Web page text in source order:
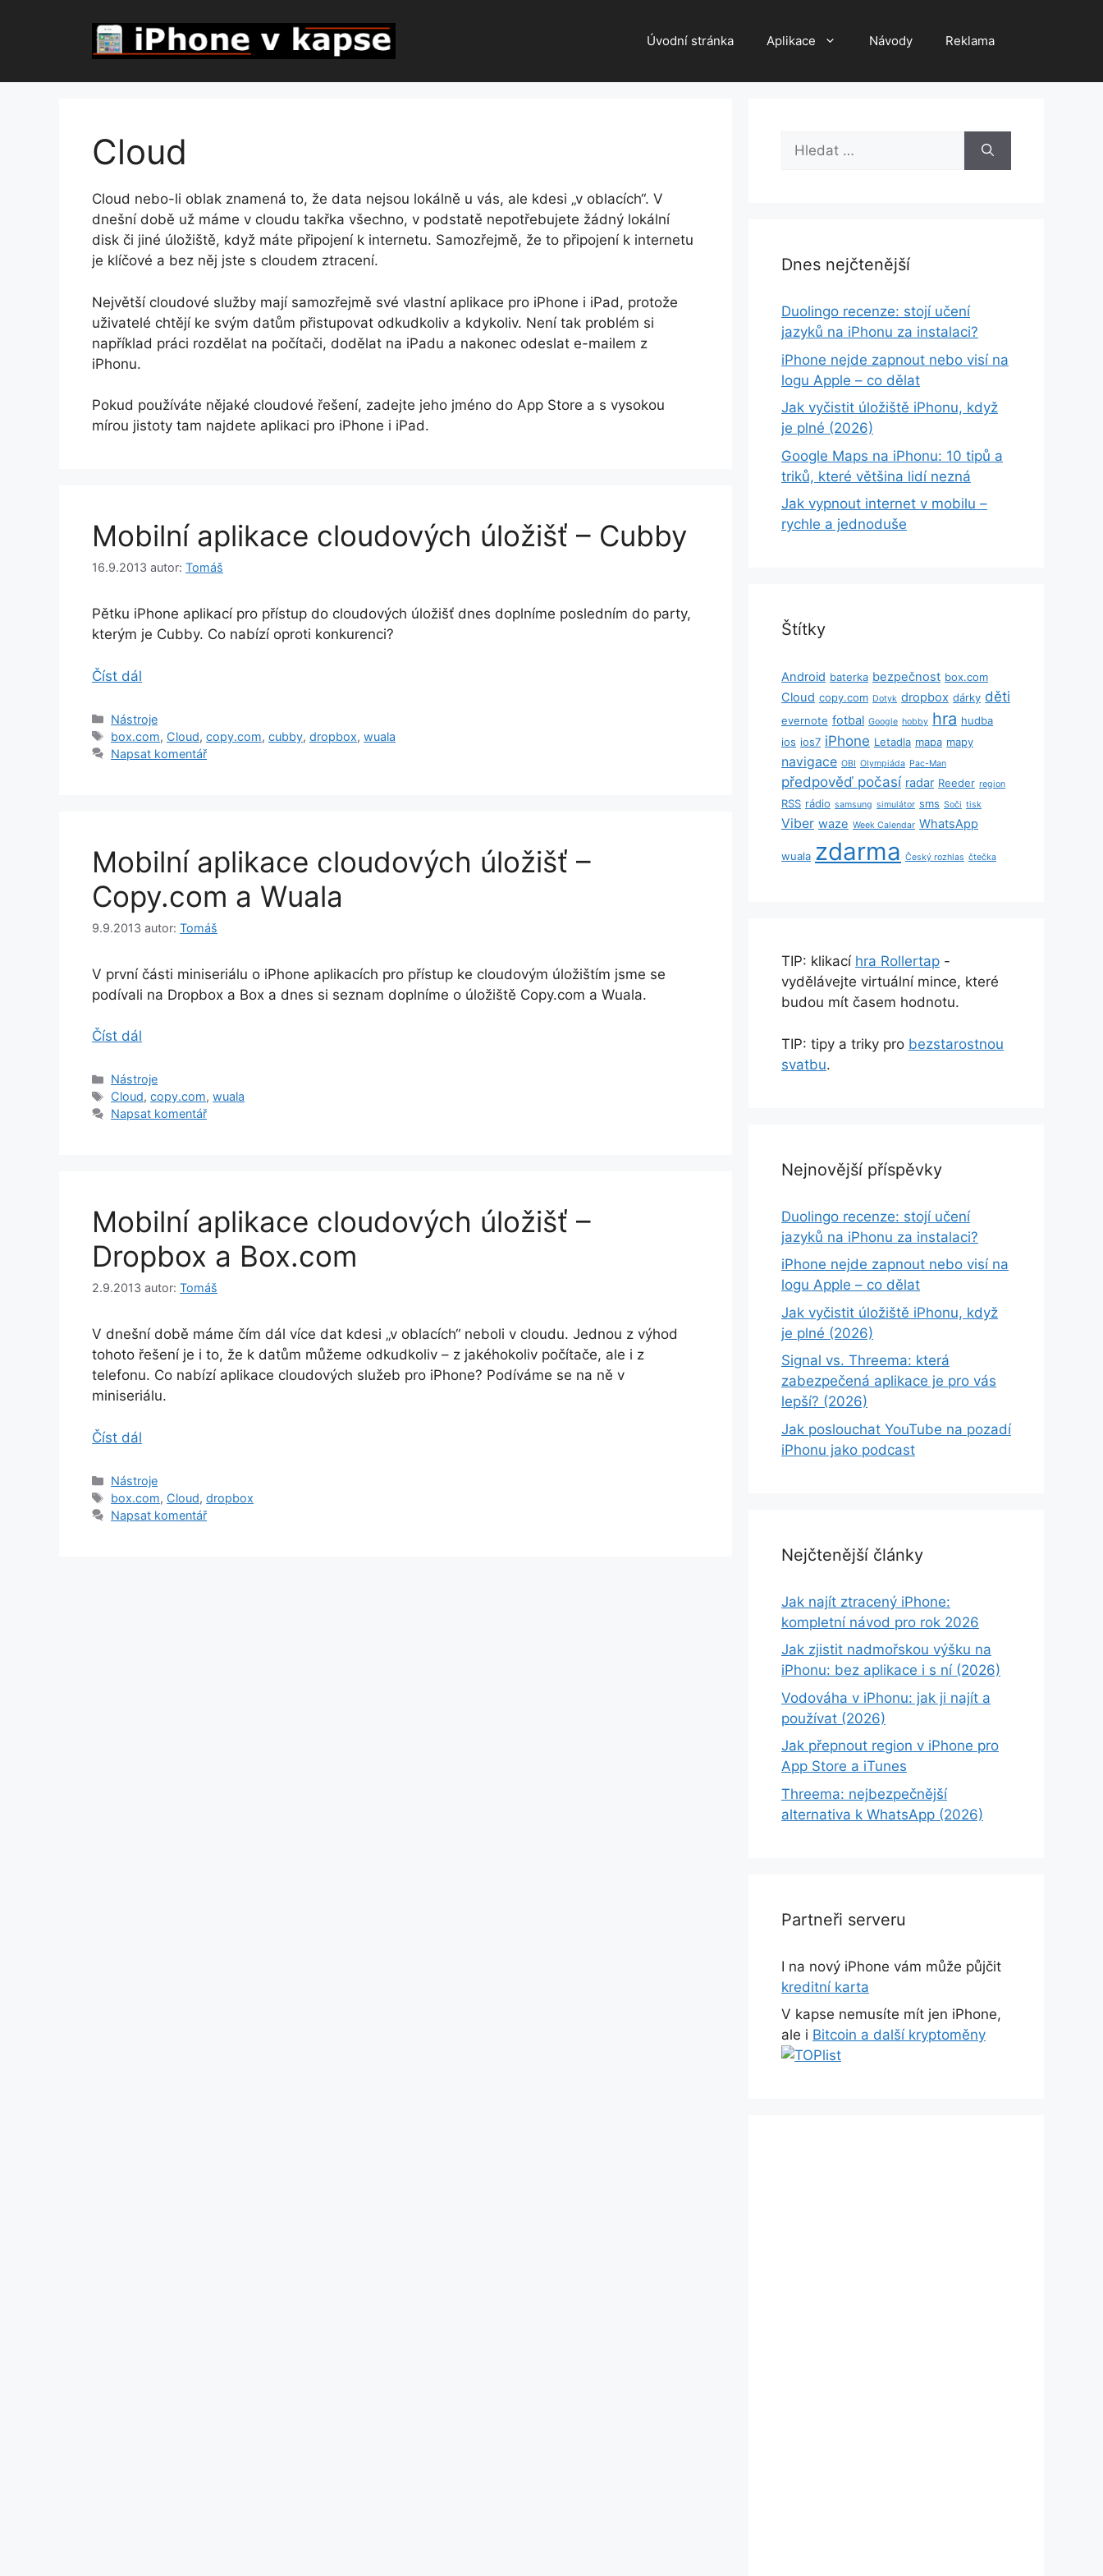
Úvodní stránka Aplikace Návody Reklama
Cloud
Cloud nebo-li oblak znamená to, že data nejsou lokálně u vás, ale kdesi „v oblacích“. V
dnešní době už máme v cloudu takřka všechno, v podstatě nepotřebujete žádný lokální
disk či jiné úložiště, když máte připojení k internetu. Samozřejmě, že to připojení k internetu
je klíčové a bez něj jste s cloudem ztracení.
Největší cloudové služby mají samozřejmě své vlastní aplikace pro iPhone i iPad, protože
uživatelé chtějí ke svým datům přistupovat odkudkoliv a kdykoliv. Není tak problém si
například práci rozdělat na počítači, dodělat na iPadu a nakonec odeslat e-mailem z
iPhonu.
Pokud používáte nějaké cloudové řešení, zadejte jeho jméno do App Store a s vysokou
mírou jistoty tam najdete aplikaci pro iPhone i iPad.
Mobilní aplikace cloudových úložišť – Cubby
16.9.2013 autor: Tomáš
Pětku iPhone aplikací pro přístup do cloudových úložišť dnes doplníme posledním do party,
kterým je Cubby. Co nabízí oproti konkurenci?
Číst dál
Rubriky
Nástroje
Štítky
box.com, Cloud,copy.com,cubby,dropbox,wuala
Napsat komentář
Mobilní aplikace cloudových úložišť –
Copy.com a Wuala
9.9.2013 autor: Tomáš
V první části miniseriálu o iPhone aplikacích pro přístup ke cloudovým úložištím jsme se
podívali na Dropbox a Box a dnes si seznam doplníme o úložiště Copy.com a Wuala.
Číst dál
Rubriky
Nástroje
Štítky
Cloud,copy.com,wuala
Napsat komentář
Mobilní aplikace cloudových úložišť –
Dropbox a Box.com
2.9.2013 autor: Tomáš
V dnešní době máme čím dál více dat kdesi „v oblacích“ neboli v cloudu. Jednou z výhod
tohoto řešení je i to, že k datům můžeme odkudkoliv – z jakéhokoliv počítače, ale i z
telefonu. Co nabízí aplikace cloudových služeb pro iPhone? Podíváme se na ně v
miniseriálu.
Číst dál
Rubriky
Nástroje
Štítky
box.com, Cloud,dropbox
Napsat komentář
Hledat:
Dnes nejčtenější
Duolingo recenze: stojí učení
jazyků na iPhonu za instalaci?
iPhone nejde zapnout nebo visí na
logu Apple – co dělat
Jak vyčistit úložiště iPhonu, když
je plné (2026)
Google Maps na iPhonu: 10 tipů a
triků, které většina lidí nezná
Jak vypnout internet v mobilu –
rychle a jednoduše
Štítky
Android baterka bezpečnost box.com
Cloud copy.com Dotyk dropbox dárky děti
evernote fotbal Google hobby hra hudba
ios ios7 iPhone Letadla mapa mapy
navigace OBI Olympiáda Pac-Man
předpověď počasí radar Reeder region
RSS rádio samsung simulátor sms Soči tisk
Viber waze Week Calendar WhatsApp
wuala zdarma Český rozhlas čtečka
TIP: klikací hra Rollertap -
vydělávejte virtuální mince, které
budou mít časem hodnotu.
TIP: tipy a triky pro bezstarostnou
svatbu.
Nejnovější příspěvky
Duolingo recenze: stojí učení
jazyků na iPhonu za instalaci?
iPhone nejde zapnout nebo visí na
logu Apple – co dělat
Jak vyčistit úložiště iPhonu, když
je plné (2026)
Signal vs. Threema: která
zabezpečená aplikace je pro vás
lepší? (2026)
Jak poslouchat YouTube na pozadí
iPhonu jako podcast
Nejčtenější články
Jak najít ztracený iPhone:
kompletní návod pro rok 2026
Jak zjistit nadmořskou výšku na
iPhonu: bez aplikace i s ní (2026)
Vodováha v iPhonu: jak ji najít a
používat (2026)
Jak přepnout region v iPhone pro
App Store a iTunes
Threema: nejbezpečnější
alternativa k WhatsApp (2026)
Partneři serveru
I na nový iPhone vám může půjčit
kreditní karta
V kapse nemusíte mít jen iPhone,
ale i Bitcoin a další kryptoměny